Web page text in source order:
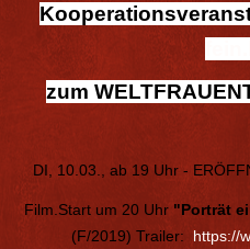
zum
DI, 10.03., ab 19 Uhr -
Film.Start um 20 Uhr "Porträt
(F/2019) Trailer: https://